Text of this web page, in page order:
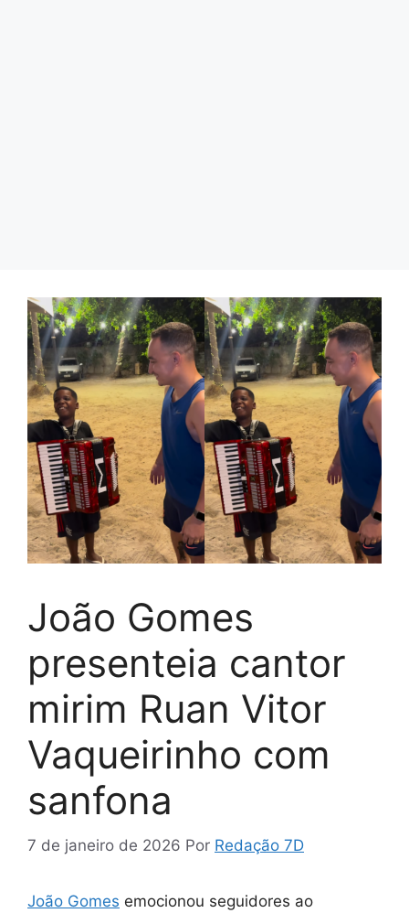
João Gomes
presenteia cantor
mirim Ruan Vitor
Vaqueirinho com
sanfona
7 de janeiro de 2026 Por Redação 7D
João Gomes emocionou seguidores ao